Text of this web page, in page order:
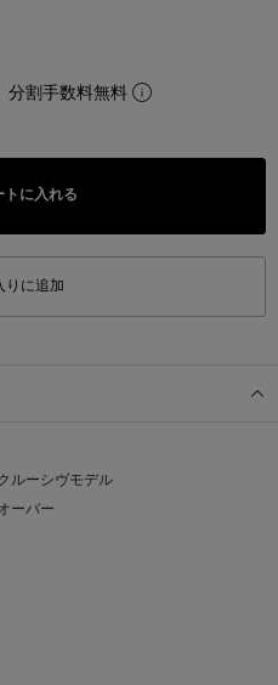
分割手数料無料
トに入れる
りに追加
ルーシヴモデル
ーバー